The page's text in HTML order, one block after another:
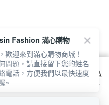
用 cookie 方式之詳情，及若您不希
cookie 設定，請參閱本網站「
隱私
站即表示您同意本公司得按本網站使
Fashion 滿心購物
歡迎來到滿心購物商城！
問題，請直接留下您的姓名
電話，方便我們以最快速度
~